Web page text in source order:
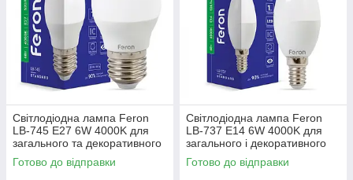
Світлодіодна лампа Feron
LB-745 E27 6W 4000K для
загального та декоративного
освітлення
Готово до відправки
Світлодіодна лампа Feron
LB-737 E14 6W 4000K для
загального і декоративного
освітлення
Готово до відправки